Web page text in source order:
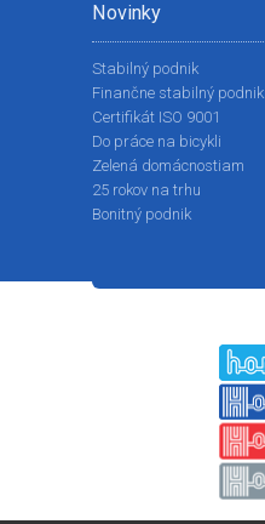
Novinky
Stabilný podnik
Finančne stabilný podnik
Certifikát ISO 9001
Do práce na bicykli
Zelená domácnostiam
25 rokov na trhu
Bonitný podnik